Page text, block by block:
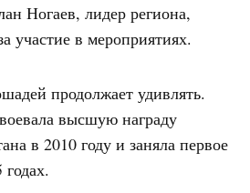
Ногаев, лидер региона,
участие в мероприятиях.
продолжает удивлять.
высшую награду
в 2010 году и заняла первое